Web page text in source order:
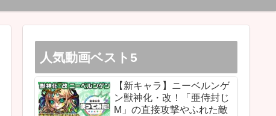
人気動画ベスト5
【新キャラ】ニーベルンゲ
ン獣神化・改！「亜侍封じ
M」の直接攻撃やふれた敵